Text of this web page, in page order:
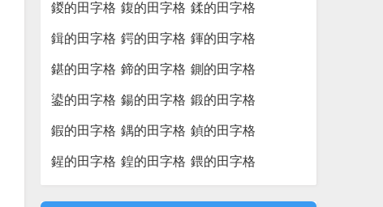
鍐的田字格 鍑的田字格 鍒的田字格
鍓的田字格 鍔的田字格 鍕的田字格
鍖的田字格 鍗的田字格 鍘的田字格
鍙的田字格 鍚的田字格 鍛的田字格
鍜的田字格 鍝的田字格 鍞的田字格
鍟的田字格 鍠的田字格 鍡的田字格